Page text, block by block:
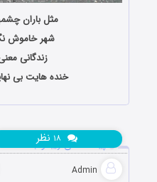
مثل باران
شهر خاموش
زندگانی
خنده هایت بی
پیامک های زیبا و جملات
Admin
نظر